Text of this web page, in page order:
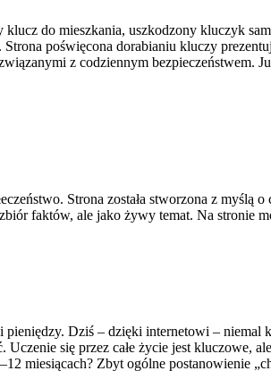
do mieszkania, uszkodzony kluczyk
poświęcona dorabianiu kluczy
z codziennym bezpieczeństwem.
Strona została stworzona z myślą
faktów, ale jako żywy temat. Na stronie
pieniędzy. Dziś – dzięki internetowi – niemal
się przez całe życie jest kluczowe,
miesiącach? Zbyt ogólne postanowienie